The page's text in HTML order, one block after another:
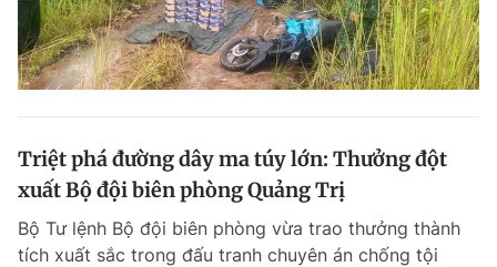
Triệt phá đường dây ma túy lớn: Thưởng đột
xuất Bộ đội biên phòng Quảng Trị
Bộ Tư lệnh Bộ đội biên phòng vừa trao thưởng thành
tích xuất sắc trong đấu tranh chuyên án chống tội